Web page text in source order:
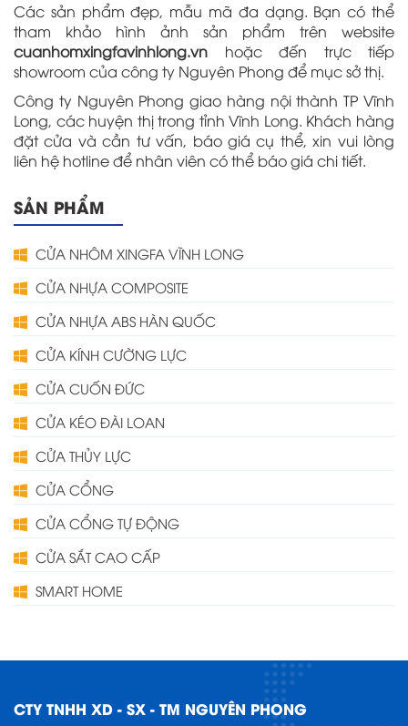
Các sản phẩm đẹp, mẫu mã đa dạng. Bạn có thể
tham khảo hình ảnh sản phẩm trên website
cuanhomxingfavinhlong.vn hoặc đến trực tiếp
showroom của công ty Nguyên Phong để mục sở thị.
Công ty Nguyên Phong giao hàng nội thành TP Vĩnh
Long, các huyện thị trong tỉnh Vĩnh Long. Khách hàng
đặt cửa và cần tư vấn, báo giá cụ thể, xin vui lòng
liên hệ hotline để nhân viên có thể báo giá chi tiết.
SẢN PHẨM
CỬA NHÔM XINGFA VĨNH LONG
CỬA NHỰA COMPOSITE
CỬA NHỰA ABS HÀN QUỐC
CỬA KÍNH CƯỜNG LỰC
CỬA CUỐN ĐỨC
CỬA KÉO ĐÀI LOAN
CỬA THỦY LỰC
CỬA CỔNG
CỬA CỔNG TỰ ĐỘNG
CỬA SẮT CAO CẤP
SMART HOME
CTY TNHH XD - SX - TM NGUYÊN PHONG